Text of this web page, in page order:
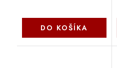
DO KOŠÍKA